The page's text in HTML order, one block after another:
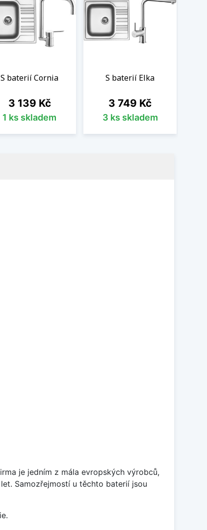
S baterií Cornia
Cena
3 139 Kč
1 ks skladem
S baterií Elka
Cena
3 749 Kč
3 ks skladem
je jedním z mála evropských výrobců,
Samozřejmostí u těchto baterií jsou